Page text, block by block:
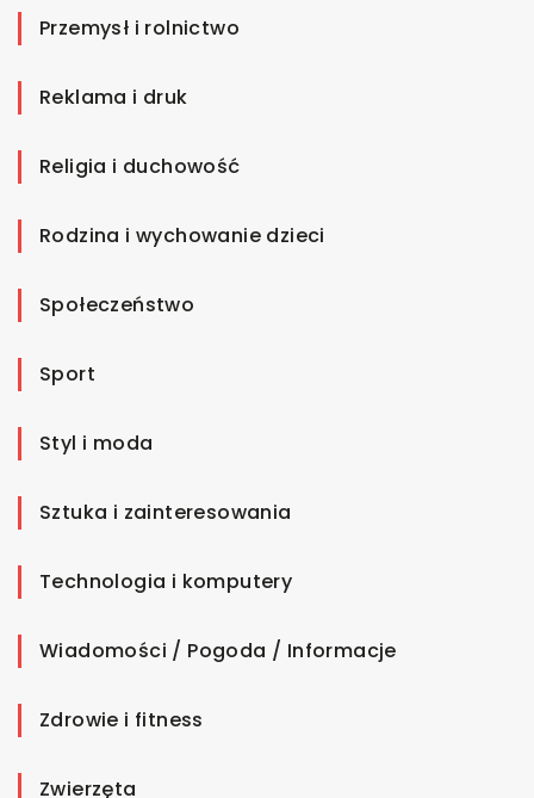
Przemysł i rolnictwo
Reklama i druk
Religia i duchowość
Rodzina i wychowanie dzieci
Społeczeństwo
Sport
Styl i moda
Sztuka i zainteresowania
Technologia i komputery
Wiadomości / Pogoda / Informacje
Zdrowie i fitness
Zwierzęta